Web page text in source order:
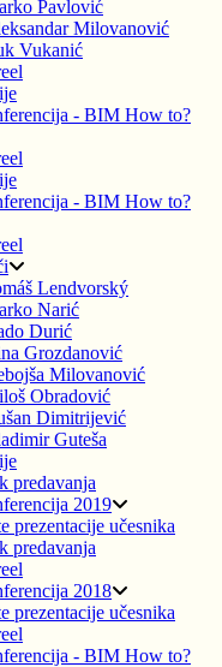
Pavlović
Milovanović
Vukanić
- BIM How to?
- BIM How to?
Lendvorský
Narić
Durić
Grozdanović
Milovanović
Obradović
Dimitrijević
Guteša
predavanja
2019
prezentacije učesnika
predavanja
2018
prezentacije učesnika
- BIM How to?